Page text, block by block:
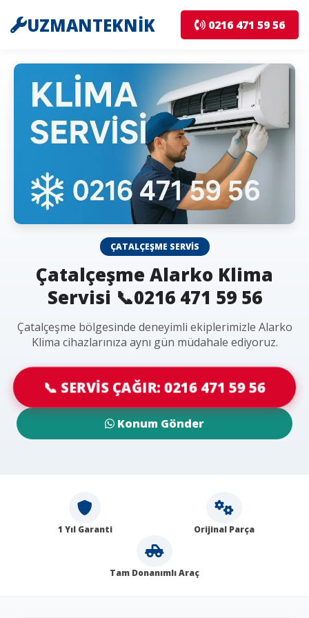
UZMANTEKNİK 0216 471 59 56
ÇATALÇEŞME SERVIS
Çatalçeşme Alarko Klima
Servisi 📞0216 471 59 56
Çatalçeşme bölgesinde deneyimli ekiplerimizle Alarko
Klima cihazlarınıza aynı gün müdahale ediyoruz.
📞 SERVİS ÇAĞIR: 0216 471 59 56
Konum Gönder
1 Yıl Garanti Orijinal Parça
Tam Donanımlı Araç